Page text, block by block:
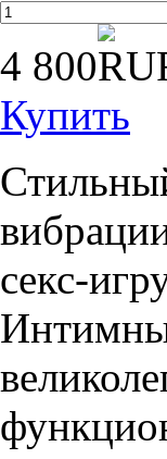
4 800
Купить
секс-